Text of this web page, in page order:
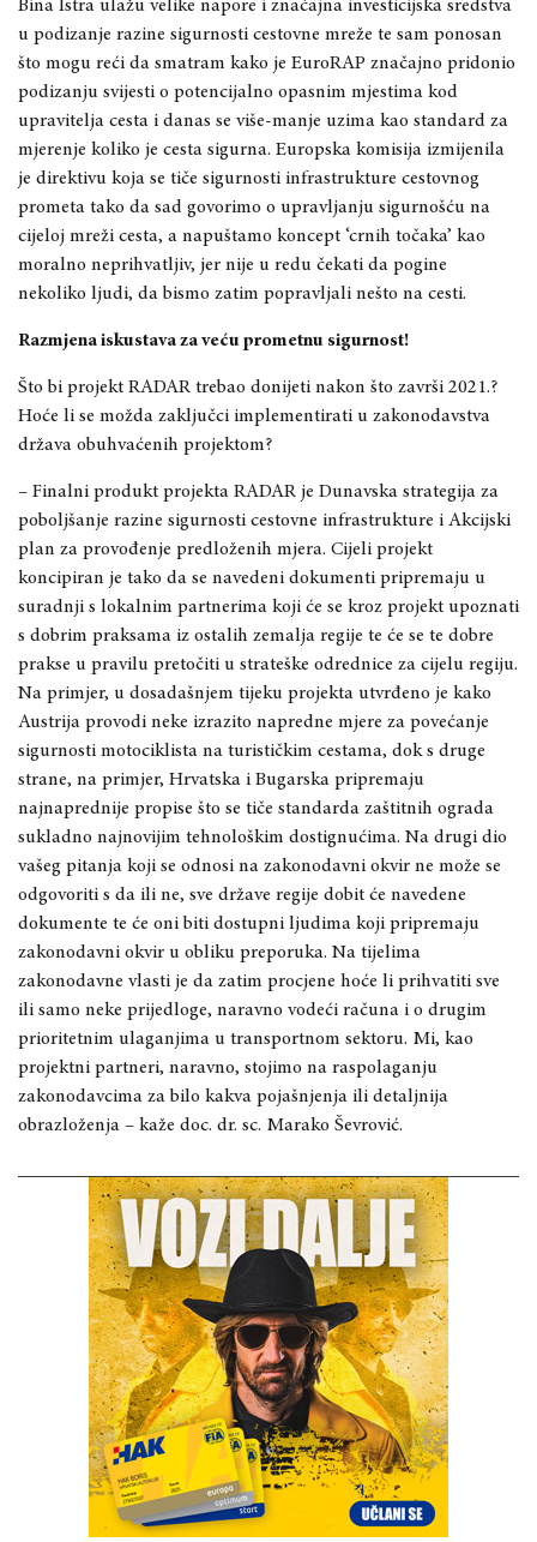
Bina Istra ulažu velike napore i značajna investicijska sredstva
u podizanje razine sigurnosti cestovne mreže te sam ponosan
što mogu reći da smatram kako je EuroRAP značajno pridonio
podizanju svijesti o potencijalno opasnim mjestima kod
upravitelja cesta i danas se više-manje uzima kao standard za
mjerenje koliko je cesta sigurna. Europska komisija izmijenila
je direktivu koja se tiče sigurnosti infrastrukture cestovnog
prometa tako da sad govorimo o upravljanju sigurnošću na
cijeloj mreži cesta, a napuštamo koncept ‘crnih točaka’ kao
moralno neprihvatljiv, jer nije u redu čekati da pogine
nekoliko ljudi, da bismo zatim popravljali nešto na cesti.
Razmjena iskustava za veću prometnu sigurnost!
Što bi projekt RADAR trebao donijeti nakon što završi 2021.?
Hoće li se možda zaključci implementirati u zakonodavstva
država obuhvaćenih projektom?
– Finalni produkt projekta RADAR je Dunavska strategija za
poboljšanje razine sigurnosti cestovne infrastrukture i Akcijski
plan za provođenje predloženih mjera. Cijeli projekt
koncipiran je tako da se navedeni dokumenti pripremaju u
suradnji s lokalnim partnerima koji će se kroz projekt upoznati
s dobrim praksama iz ostalih zemalja regije te će se te dobre
prakse u pravilu pretočiti u strateške odrednice za cijelu regiju.
Na primjer, u dosadašnjem tijeku projekta utvrđeno je kako
Austrija provodi neke izrazito napredne mjere za povećanje
sigurnosti motociklista na turističkim cestama, dok s druge
strane, na primjer, Hrvatska i Bugarska pripremaju
najnaprednije propise što se tiče standarda zaštitnih ograda
sukladno najnovijim tehnološkim dostignućima. Na drugi dio
vašeg pitanja koji se odnosi na zakonodavni okvir ne može se
odgovoriti s da ili ne, sve države regije dobit će navedene
dokumente te će oni biti dostupni ljudima koji pripremaju
zakonodavni okvir u obliku preporuka. Na tijelima
zakonodavne vlasti je da zatim procjene hoće li prihvatiti sve
ili samo neke prijedloge, naravno vodeći računa i o drugim
prioritetnim ulaganjima u transportnom sektoru. Mi, kao
projektni partneri, naravno, stojimo na raspolaganju
zakonodavcima za bilo kakva pojašnjenja ili detaljnija
obrazloženja – kaže doc. dr. sc. Marako Ševrović.